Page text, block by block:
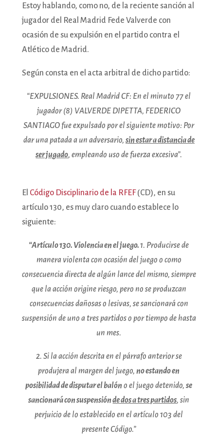
Estoy hablando, como no, de la reciente sanción al
jugador del Real Madrid Fede Valverde con
ocasión de su expulsión en el partido contra el
Atlético de Madrid.
Según consta en el acta arbitral de dicho partido:
“EXPULSIONES. Real Madrid CF: En el minuto 77 el
jugador (8) VALVERDE DIPETTA, FEDERICO
SANTIAGO fue expulsado por el siguiente motivo: Por
dar una patada a un adversario, sin estar a distancia de
ser jugado, empleando uso de fuerza excesiva”.
El Código Disciplinario de la RFEF(CD), en su
artículo 130, es muy claro cuando establece lo
siguiente:
“Artículo 130. Violencia en el juego.1. Producirse de
manera violenta con ocasión del juego o como
consecuencia directa de algún lance del mismo, siempre
que la acción origine riesgo, pero no se produzcan
consecuencias dañosas o lesivas, se sancionará con
suspensión de uno a tres partidos o por tiempo de hasta
un mes.
2. Si la acción descrita en el párrafo anterior se
produjera al margen del juego,no estando en
posibilidad de disputar el balón o el juego detenido,se
sancionará con suspensiónde dos a tres partidos, sin
perjuicio de lo establecido en el artículo 103 del
presente Código.”